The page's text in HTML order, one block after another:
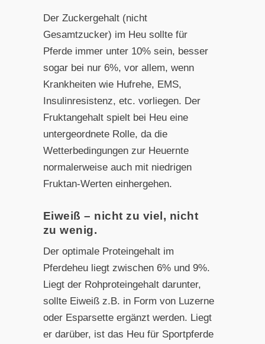
Der Zuckergehalt (nicht
Gesamtzucker) im Heu sollte für
Pferde immer unter 10% sein, besser
sogar bei nur 6%, vor allem, wenn
Krankheiten wie Hufrehe, EMS,
Insulinresistenz, etc. vorliegen. Der
Fruktangehalt spielt bei Heu eine
untergeordnete Rolle, da die
Wetterbedingungen zur Heuernte
normalerweise auch mit niedrigen
Fruktan-Werten einhergehen.
Eiweiß – nicht zu viel, nicht
zu wenig.
Der optimale Proteingehalt im
Pferdeheu liegt zwischen 6% und 9%.
Liegt der Rohproteingehalt darunter,
sollte Eiweiß z.B. in Form von Luzerne
oder Esparsette ergänzt werden. Liegt
er darüber, ist das Heu für Sportpferde